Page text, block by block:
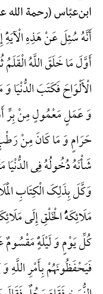
ابن‌عبّاس (رحمة الله
أَنَّهُ سُئِلَ عَنْ هَذِهِ الْآیَهًِْ
أَوَّلَ مَا خَلَقَ اللَّهُ
الْأَلْوَاحَ فَکَتَبَ
وَ عَمَلٍ مَعْمُولٍ مِنْ بِرٍّ
حَرَامٍ وَ مَا کَانَ مِنْ
شَأْنَهُ دُخُولُهُ فِی
وَکَّلَ بِذَلِکَ الْکِتَابِ
مَلَائِکَهًُْ الْخَلْقِ إِلَی
کُلِّ یَوْمٍ وَ لَیْلَهًٍْ مَقْسُومٌ
فَیَحْفَظُونَهُمْ بِأَمْرِ اللَّهِ